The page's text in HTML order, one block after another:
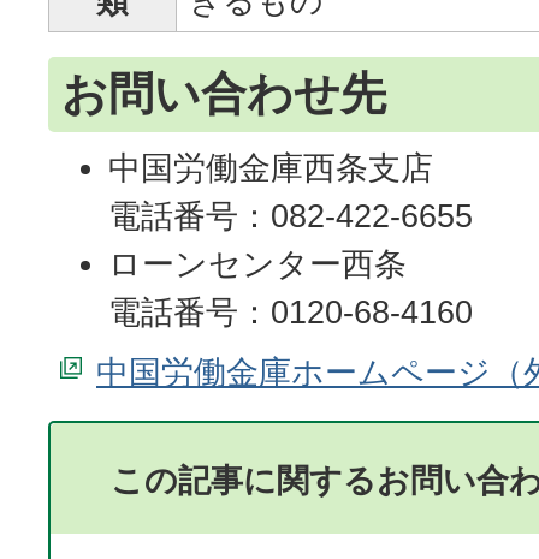
お問い合わせ先
中国労働金庫西条支店
電話番号：082-422-6655
ローンセンター西条
電話番号：0120-68-4160
中国労働金庫ホームページ
この記事に関するお問い合